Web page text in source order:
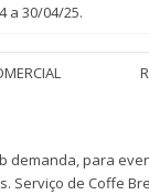
a 30/04/25.
demanda, para
Serviço de Coffe